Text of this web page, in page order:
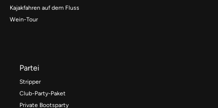
Kajakfahren auf dem Fluss
Wein-Tour
Partei
Stripper
Club-Party-Paket
Private Bootsparty